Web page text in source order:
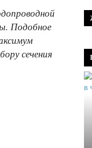
Подобное
сечения